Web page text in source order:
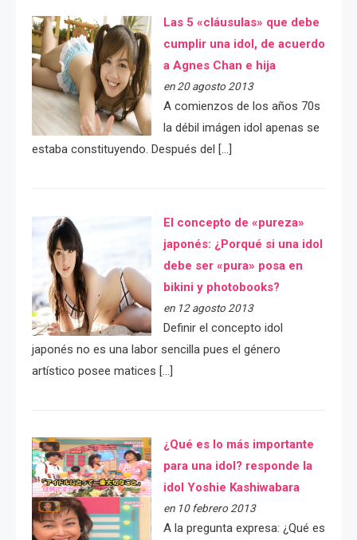
Las 5 «cláusulas» que debe
cumplir una idol, de acuerdo
a Agnes Chan e hija
en 20 agosto 2013
A comienzos de los años 70s
la débil imágen idol apenas se
estaba constituyendo. Después del […]
El concepto de «pureza»
japonés: ¿Porqué si una idol
debe ser «pura» posa en
bikini y photobooks?
en 12 agosto 2013
Definir el concepto idol
japonés no es una labor sencilla pues el género
artístico posee matices […]
¿Qué es lo más importante
para una idol? responde la
idol Yoshie Kashiwabara
en 10 febrero 2013
A la pregunta expresa: ¿Qué es